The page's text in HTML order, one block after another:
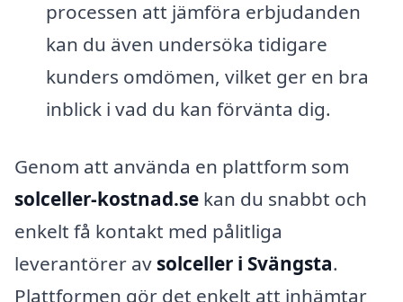
processen att jämföra erbjudanden
kan du även undersöka tidigare
kunders omdömen, vilket ger en bra
inblick i vad du kan förvänta dig.
Genom att använda en plattform som
solceller-kostnad.se kan du snabbt och
enkelt få kontakt med pålitliga
leverantörer av solceller i Svängsta.
Plattformen gör det enkelt att inhämtar